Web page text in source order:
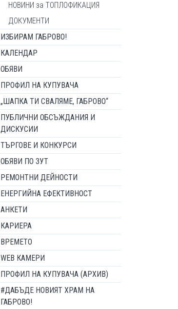
НОВИНИ за ТОПЛОФИКАЦИЯ
ДОКУМЕНТИ
ИЗБИРАМ ГАБРОВО!
КАЛЕНДАР
ОБЯВИ
ПРОФИЛ НА КУПУВАЧА
„ШАПКА ТИ СВАЛЯМЕ, ГАБРОВО“
ПУБЛИЧНИ ОБСЪЖДАНИЯ И
ДИСКУСИИ
ТЪРГОВЕ И КОНКУРСИ
ОБЯВИ ПО ЗУТ
РЕМОНТНИ ДЕЙНОСТИ
ЕНЕРГИЙНА ЕФЕКТИВНОСТ
АНКЕТИ
КАРИЕРА
ВРЕМЕТО
WEB КАМЕРИ
ПРОФИЛ НА КУПУВАЧА (АРХИВ)
#ДАБЪДЕ НОВИЯТ ХРАМ НА
ГАБРОВО!